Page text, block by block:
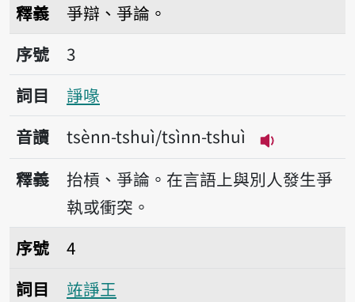
釋義
爭辯、爭論。
序號3諍喙
序號
3
詞目
諍喙
音讀
tsènn-tshuì/tsìnn-tshuì
播放音讀
釋義
抬槓、爭論。在言語上與別人發生爭
執或衝突。
序號4𫞼諍王
序號
4
詞目
𫞼諍王